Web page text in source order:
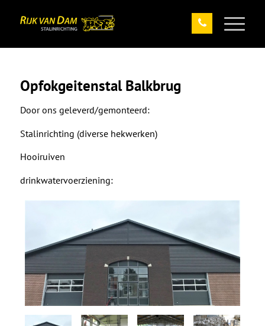
Opfokgeitenstal Balkbrug
Door ons geleverd/gemonteerd:
Stalinrichting (diverse hekwerken)
Hooiruiven
drinkwatervoerziening: